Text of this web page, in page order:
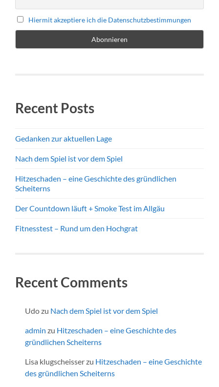
Hiermit akzeptiere ich die Datenschutzbestimmungen
Recent Posts
Gedanken zur aktuellen Lage
Nach dem Spiel ist vor dem Spiel
Hitzeschaden – eine Geschichte des gründlichen
Scheiterns
Der Countdown läuft + Smoke Test im Allgäu
Fitnesstest – Rund um den Hochgrat
Recent Comments
Udozu Nach dem Spiel ist vor dem Spiel
admin zu Hitzeschaden – eine Geschichte des
gründlichen Scheiterns
Lisa klugscheisserzu Hitzeschaden – eine Geschichte
des gründlichen Scheiterns